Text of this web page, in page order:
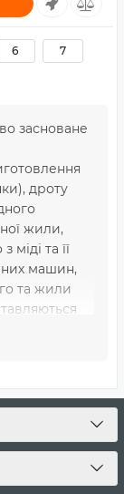
6 7
засноване
дроту
жили,
та її
машин,
та жили
та